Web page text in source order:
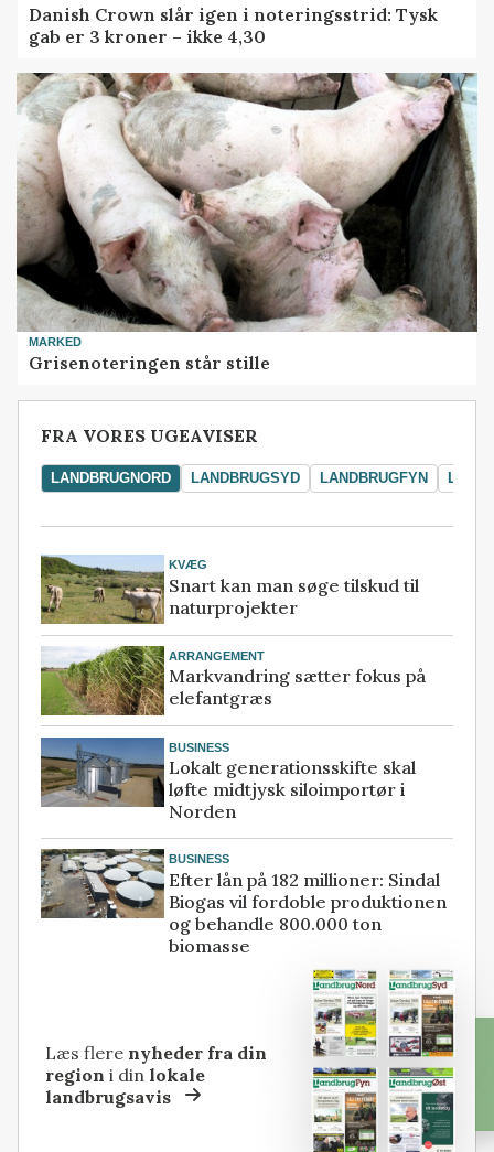
Danish Crown slår igen i noteringsstrid: Tysk
gab er 3 kroner – ikke 4,30
MARKED
Grisenoteringen står stille
FRA VORES UGEAVISER
LANDBRUGNORD LANDBRUGSYD LANDBRUGFYN
KVÆG
Snart kan man søge tilskud til
naturprojekter
ARRANGEMENT
Markvandring sætter fokus på
elefantgræs
BUSINESS
Lokalt generationsskifte skal
løfte midtjysk siloimportør i
Norden
BUSINESS
Efter lån på 182 millioner: Sindal
Biogas vil fordoble produktionen
og behandle 800.000 ton
biomasse
Læs flere nyheder fra din
region i dinlokale
landbrugsavis